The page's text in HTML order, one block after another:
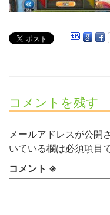
コメントを残す
メールアドレスが公開
いている欄は必須項目
コメント ※